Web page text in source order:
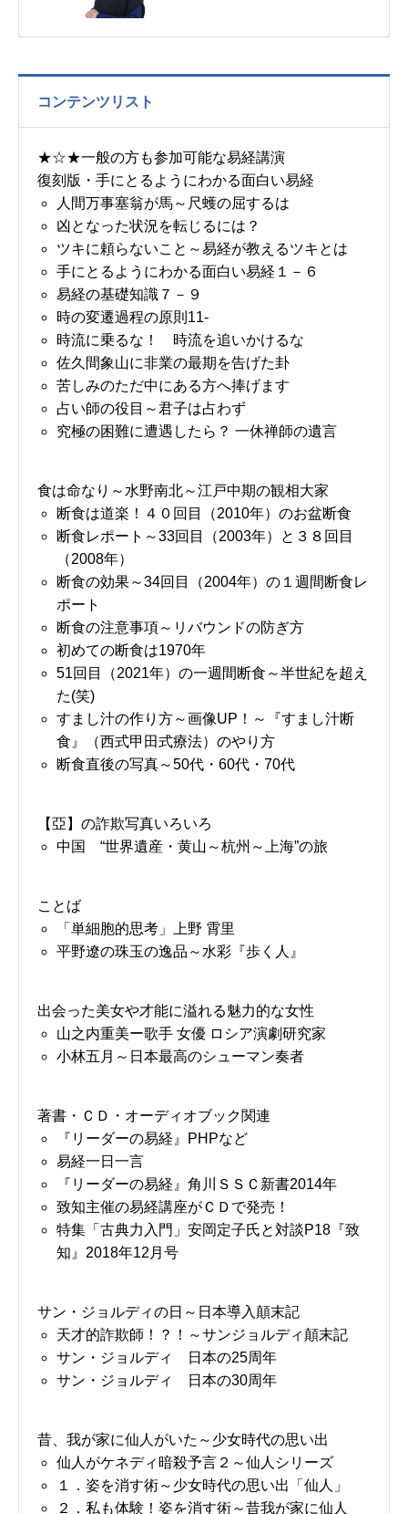
コンテンツリスト
★☆★一般の方も参加可能な易経講演
復刻版・手にとるようにわかる面白い易経
人間万事塞翁が馬～尺蠖の屈するは
凶となった状況を転じるには？
ツキに頼らないこと～易経が教えるツキとは
手にとるようにわかる面白い易経１－６
易経の基礎知識７－９
時の変遷過程の原則11-
時流に乗るな！ 時流を追いかけるな
佐久間象山に非業の最期を告げた卦
苦しみのただ中にある方へ捧げます
占い師の役目～君子は占わず
究極の困難に遭遇したら？ 一休禅師の遺言
食は命なり～水野南北～江戸中期の観相大家
断食は道楽！４０回目（2010年）のお盆断食
断食レポート～33回目（2003年）と３８回目
（2008年）
断食の効果～34回目（2004年）の１週間断食レ
ポート
断食の注意事項～リバウンドの防ぎ方
初めての断食は1970年
51回目（2021年）の一週間断食～半世紀を超え
た(笑)
すまし汁の作り方～画像UP！～『すまし汁断
食』（西式甲田式療法）のやり方
断食直後の写真～50代・60代・70代
【亞】の詐欺写真いろいろ
中国 “世界遺産・黄山～杭州～上海”の旅
ことば
「単細胞的思考」上野 霄里
平野遼の珠玉の逸品～水彩『歩く人』
出会った美女や才能に溢れる魅力的な女性
山之内重美ー歌手 女優 ロシア演劇研究家
小林五月～日本最高のシューマン奏者
著書・ＣＤ・オーディオブック関連
『リーダーの易経』PHPなど
易経一日一言
『リーダーの易経』角川ＳＳＣ新書2014年
致知主催の易経講座がＣＤで発売！
特集「古典力入門」安岡定子氏と対談P18『致
知』2018年12月号
サン・ジョルディの日～日本導入顛末記
天才的詐欺師！？！～サンジョルディ顛末記
サン・ジョルディ 日本の25周年
サン・ジョルディ 日本の30周年
昔、我が家に仙人がいた～少女時代の思い出
仙人がケネディ暗殺予言２～仙人シリーズ
１．姿を消す術～少女時代の思い出「仙人」
２．私も体験！姿を消す術～昔我が家に仙人